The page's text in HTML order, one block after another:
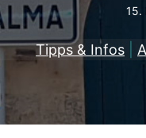
15.
Tipps & Infos